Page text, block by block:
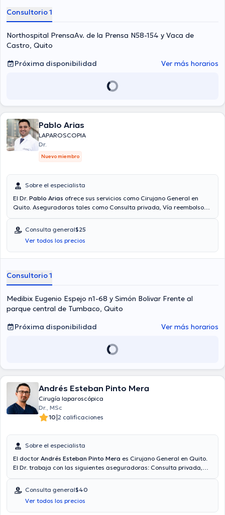
Consultorio 1
Northospital PrensaAv. de la Prensa N58-154 y Vaca de
Castro, Quito
Próxima disponibilidad
Ver más horarios
Pablo Arias
LAPAROSCOPIA
Dr.
Nuevo miembro
Sobre el especialista
El Dr. Pablo Arias ofrece sus servicios como Cirujano General en
Quito. Aseguradoras tales como Consulta privada, Vía reembolso
con el Dr. Pablo Arias es de $25.
Consulta general$25
Ver todos los precios
Consultorio 1
Medibix Eugenio Espejo n1-68 y Simón Bolivar Frente al
parque central de Tumbaco, Quito
Próxima disponibilidad
Ver más horarios
Andrés Esteban Pinto Mera
Cirugía laparoscópica
Dr., MSc
10|2 calificaciones
Sobre el especialista
El doctor Andrés Esteban Pinto Mera es Cirujano General en Quito.
El Dr. trabaja con las siguientes aseguradoras: Consulta privada,
con el médico especialista Andrés Esteban Pinto Mera es de $40. En
su consultorio abarca todo lo relacionado con Apendicitis, Cirugía
digestiva, Hernias, Cirugía de vesícula biliar.
Consulta general$40
Ver todos los precios